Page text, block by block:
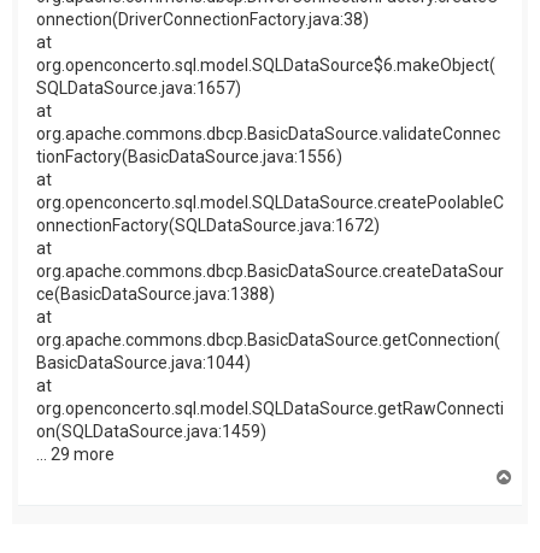
onnection(DriverConnectionFactory.java:38)
at
org.openconcerto.sql.model.SQLDataSource$6.makeObject(
SQLDataSource.java:1657)
at
org.apache.commons.dbcp.BasicDataSource.validateConnec
tionFactory(BasicDataSource.java:1556)
at
org.openconcerto.sql.model.SQLDataSource.createPoolableC
onnectionFactory(SQLDataSource.java:1672)
at
org.apache.commons.dbcp.BasicDataSource.createDataSour
ce(BasicDataSource.java:1388)
at
org.apache.commons.dbcp.BasicDataSource.getConnection(
BasicDataSource.java:1044)
at
org.openconcerto.sql.model.SQLDataSource.getRawConnecti
on(SQLDataSource.java:1459)
... 29 more